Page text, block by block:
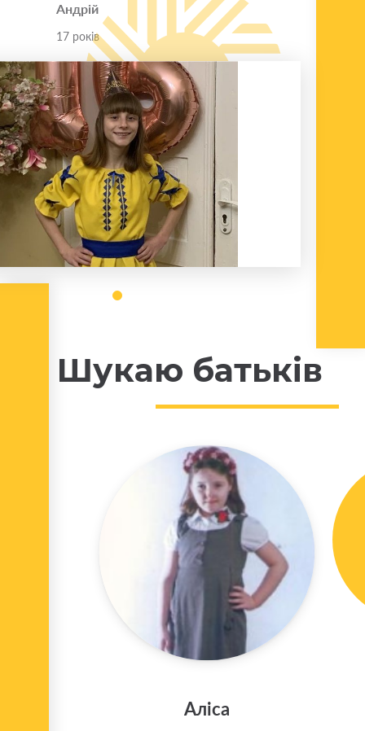
Андрій
17 років
Шукаю батьків
Аліса